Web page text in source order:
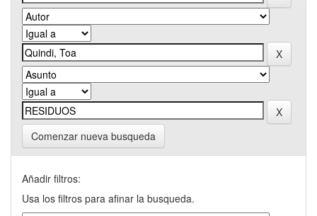
Comenzar nueva busqueda
Añadir filtros:
Usa los filtros para afinar la busqueda.